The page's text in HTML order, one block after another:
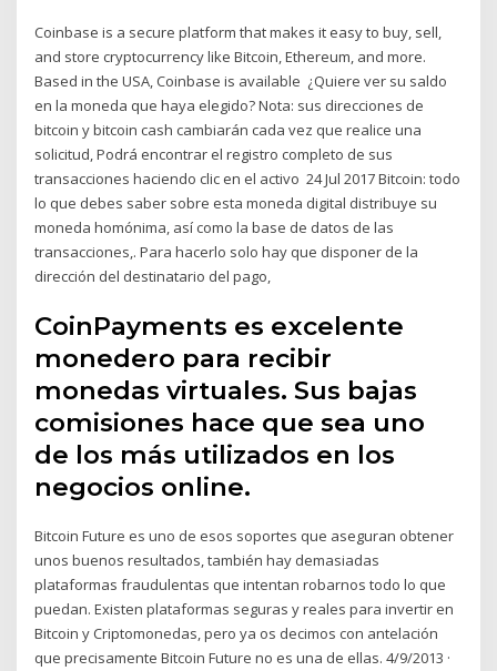
Coinbase is a secure platform that makes it easy to buy, sell,
and store cryptocurrency like Bitcoin, Ethereum, and more.
Based in the USA, Coinbase is available ¿Quiere ver su saldo
en la moneda que haya elegido? Nota: sus direcciones de
bitcoin y bitcoin cash cambiarán cada vez que realice una
solicitud, Podrá encontrar el registro completo de sus
transacciones haciendo clic en el activo 24 Jul 2017 Bitcoin: todo
lo que debes saber sobre esta moneda digital distribuye su
moneda homónima, así como la base de datos de las
transacciones,. Para hacerlo solo hay que disponer de la
dirección del destinatario del pago,
CoinPayments es excelente
monedero para recibir
monedas virtuales. Sus bajas
comisiones hace que sea uno
de los más utilizados en los
negocios online.
Bitcoin Future es uno de esos soportes que aseguran obtener
unos buenos resultados, también hay demasiadas
plataformas fraudulentas que intentan robarnos todo lo que
puedan. Existen plataformas seguras y reales para invertir en
Bitcoin y Criptomonedas, pero ya os decimos con antelación
que precisamente Bitcoin Future no es una de ellas. 4/9/2013 ·